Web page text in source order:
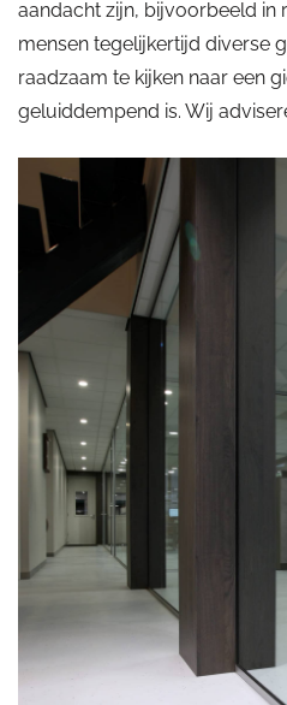
aandacht zijn, bijvoorbeeld in
mensen tegelijkertijd diverse
raadzaam te kijken naar een
geluiddempend is. Wij